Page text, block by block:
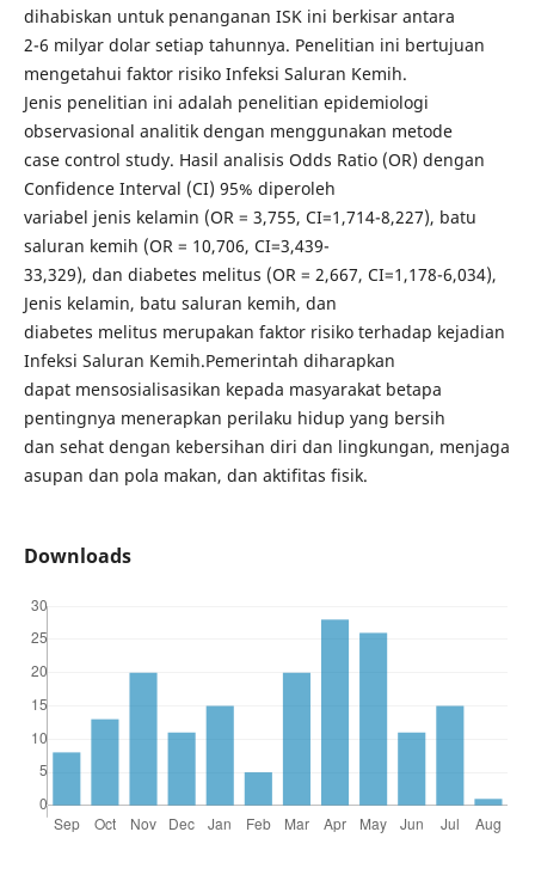
dihabiskan untuk penanganan ISK ini berkisar antara
2-6 milyar dolar setiap tahunnya. Penelitian ini bertujuan
mengetahui faktor risiko Infeksi Saluran Kemih.
Jenis penelitian ini adalah penelitian epidemiologi
observasional analitik dengan menggunakan metode
case control study. Hasil analisis Odds Ratio (OR) dengan
Confidence Interval (CI) 95% diperoleh
variabel jenis kelamin (OR = 3,755, CI=1,714-8,227), batu
saluran kemih (OR = 10,706, CI=3,439-
33,329), dan diabetes melitus (OR = 2,667, CI=1,178-6,034),
Jenis kelamin, batu saluran kemih, dan
diabetes melitus merupakan faktor risiko terhadap kejadian
Infeksi Saluran Kemih.Pemerintah diharapkan
dapat mensosialisasikan kepada masyarakat betapa
pentingnya menerapkan perilaku hidup yang bersih
dan sehat dengan kebersihan diri dan lingkungan, menjaga
asupan dan pola makan, dan aktifitas fisik.
Downloads